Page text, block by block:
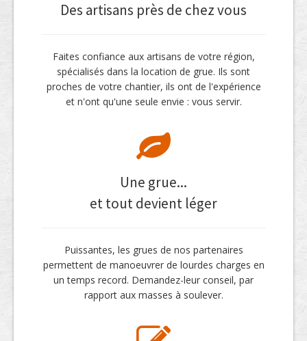
Des artisans près de chez vous
Faites confiance aux artisans de votre région,
spécialisés dans la location de grue. Ils sont
proches de votre chantier, ils ont de l'expérience
et n'ont qu'une seule envie : vous servir.
Une grue...
et tout devient léger
Puissantes, les grues de nos partenaires
permettent de manoeuvrer de lourdes charges en
un temps record. Demandez-leur conseil, par
rapport aux masses à soulever.